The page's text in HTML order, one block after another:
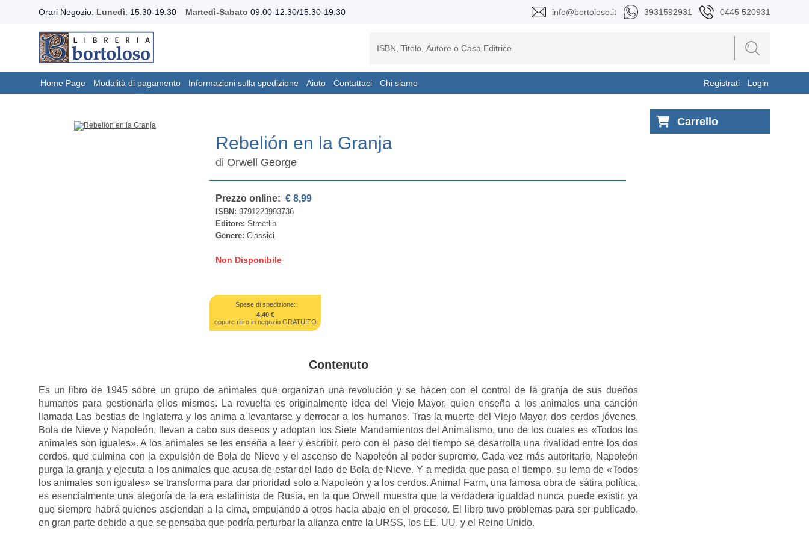
Orari Negozio: Lunedì: 15.30-19.30 Martedì-Sabato 09.00-12.30/15.30-19.30 info@bortoloso.it 3931592931 0445 520931
Home Page Modalità di pagamento Informazioni sulla spedizione Aiuto Contattaci Chi siamo Registrati Login
Rebelión en la Granja
di Orwell George
Prezzo online: € 8,99
ISBN:9791223993736
Editore:Streetlib
Genere:Classici
Non Disponibile
Spese di spedizione:
4,40 €
oppure ritiro in negozio GRATUITO
Contenuto
Es un libro de 1945 sobre un grupo de animales que organizan una revolución y se hacen con el control de la granja de sus dueños
humanos para gestionarla ellos mismos. La revuelta es originalmente idea del Viejo Mayor, quien enseña a los animales una canción
llamada Las bestias de Inglaterra y los anima a levantarse y derrocar a los humanos. Tras la muerte del Viejo Mayor, dos cerdos jóvenes,
Bola de Nieve y Napoleón, llevan a cabo sus deseos y adoptan los Siete Mandamientos del Animalismo, uno de los cuales es «Todos los
animales son iguales». A los animales se les enseña a leer y escribir, pero con el paso del tiempo se desarrolla una rivalidad entre los dos
cerdos, que culmina con la expulsión de Bola de Nieve y el ascenso de Napoleón al poder supremo. Cada vez más autoritario, Napoleón
purga la granja y ejecuta a los animales que acusa de estar del lado de Bola de Nieve. Y a medida que pasa el tiempo, su lema de «Todos
los animales son iguales» se transforma para dar prioridad solo a Napoleón y a los cerdos. Animal Farm, una famosa obra de sátira política,
es esencialmente una alegoría de la era estalinista de Rusia, en la que Orwell muestra que la verdadera igualdad nunca puede existir, ya
que siempre habrá quienes asciendan a la cima, empujando a otros hacia abajo en el proceso. El libro tuvo problemas para ser publicado,
en gran parte debido a que se pensaba que podría perturbar la alianza entre la URSS, los EE. UU. y el Reino Unido.
Carrello